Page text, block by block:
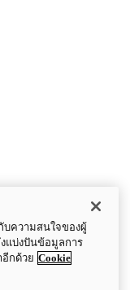
บความสนใจของผู้
งแบ่งปันข้อมูลการ
อีกด้วย Cookie